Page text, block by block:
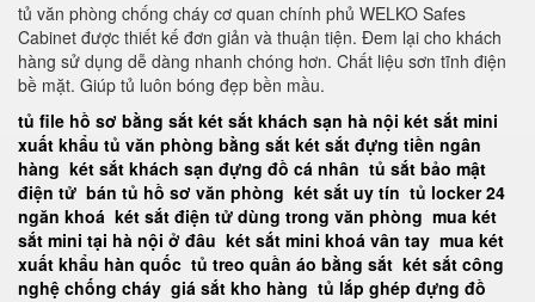
tủ văn phòng chống cháy cơ quan chính phủ WELKO Safes
Cabinet được thiết kế đơn giản và thuận tiện. Đem lại cho khách
hàng sử dụng dễ dàng nhanh chóng hơn. Chất liệu sơn tĩnh điện
bề mặt. Giúp tủ luôn bóng đẹp bền mầu.
tủ file hồ sơ bằng sắt két sắt khách sạn hà nội két sắt mini
xuất khẩu tủ văn phòng bằng sắt két sắt đựng tiền ngân
hàng két sắt khách sạn đựng đồ cá nhân tủ sắt bảo mật
điện tử bán tủ hồ sơ văn phòng két sắt uy tín tủ locker 24
ngăn khoá két sắt điện tử dùng trong văn phòng mua két
sắt mini tại hà nội ở đâu két sắt mini khoá vân tay mua két
xuất khẩu hàn quốc tủ treo quần áo bằng sắt két sắt công
nghệ chống cháy giá sắt kho hàng tủ lắp ghép đựng đồ